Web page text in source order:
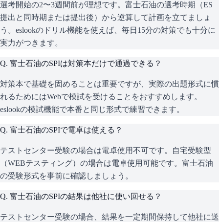
選考開始の2〜3週間前が理想です。富士石油の選考時期（ES
提出と同時期または提出後）から逆算して計画を立てましょ
う。eslookのドリル機能を使えば、毎日15分の対策でも十分に
実力がつきます。
Q. 富士石油のSPIは対策本だけで通過できる？
対策本で基礎を固めることは重要ですが、実際の出題形式に慣
れるためにはWebで模試を受けることをおすすめします。
eslookの模試機能で本番と同じ形式で練習できます。
Q. 富士石油のSPIで電卓は使える？
テストセンター受験の場合は電卓使用不可です。自宅受験型
（WEBテスティング）の場合は電卓使用可能です。富士石油
の受験形式を事前に確認しましょう。
Q. 富士石油のSPIの結果は他社に使い回せる？
テストセンター受験の場合、結果を一定期間保持して他社に送